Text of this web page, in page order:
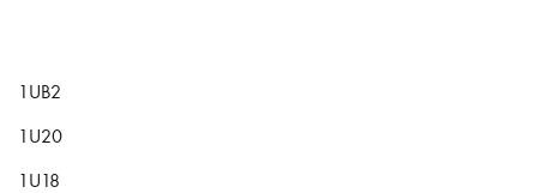
1UB2
1U20
1U18